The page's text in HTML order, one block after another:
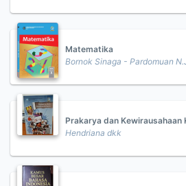
Matematika
Bornok Sinaga - Pardomuan
Prakarya dan Kewirausahaan
Hendriana dkk